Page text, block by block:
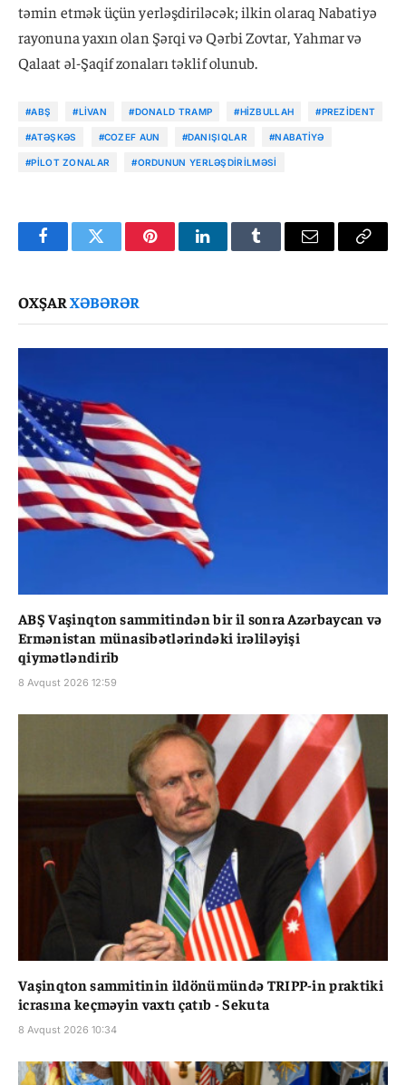
təmin etmək üçün yerləşdiriləcək; ilkin olaraq Nabatiyə
rayonuna yaxın olan Şərqi və Qərbi Zovtar, Yahmar və
Qalaat əl-Şaqif zonaları təklif olunub.
#ABŞ #LIVAN #DONALD TRAMP #HIZBULLAH #PREZIDENT
#ATƏŞKƏS #COZEF AUN #DANIŞIQLAR #NABATIYƏ
#PILOT ZONALAR #ORDUNUN YERLƏŞDIRILMƏSI
FacebookTwitter PinterestLinkedInTumblr Email
Copy
OXŞARXƏBƏRƏR
ABŞ Vaşinqton sammitindən bir il sonra Azərbaycan və
Ermənistan münasibətlərindəki irəliləyişi
qiymətləndirib
8 Avqust 2026 12:59
Vaşinqton sammitinin ildönümündə TRIPP-in praktiki
icrasına keçməyin vaxtı çatıb - Sekuta
8 Avqust 2026 10:34